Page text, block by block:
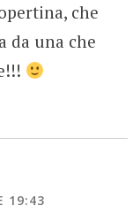
che
da una che
19:43